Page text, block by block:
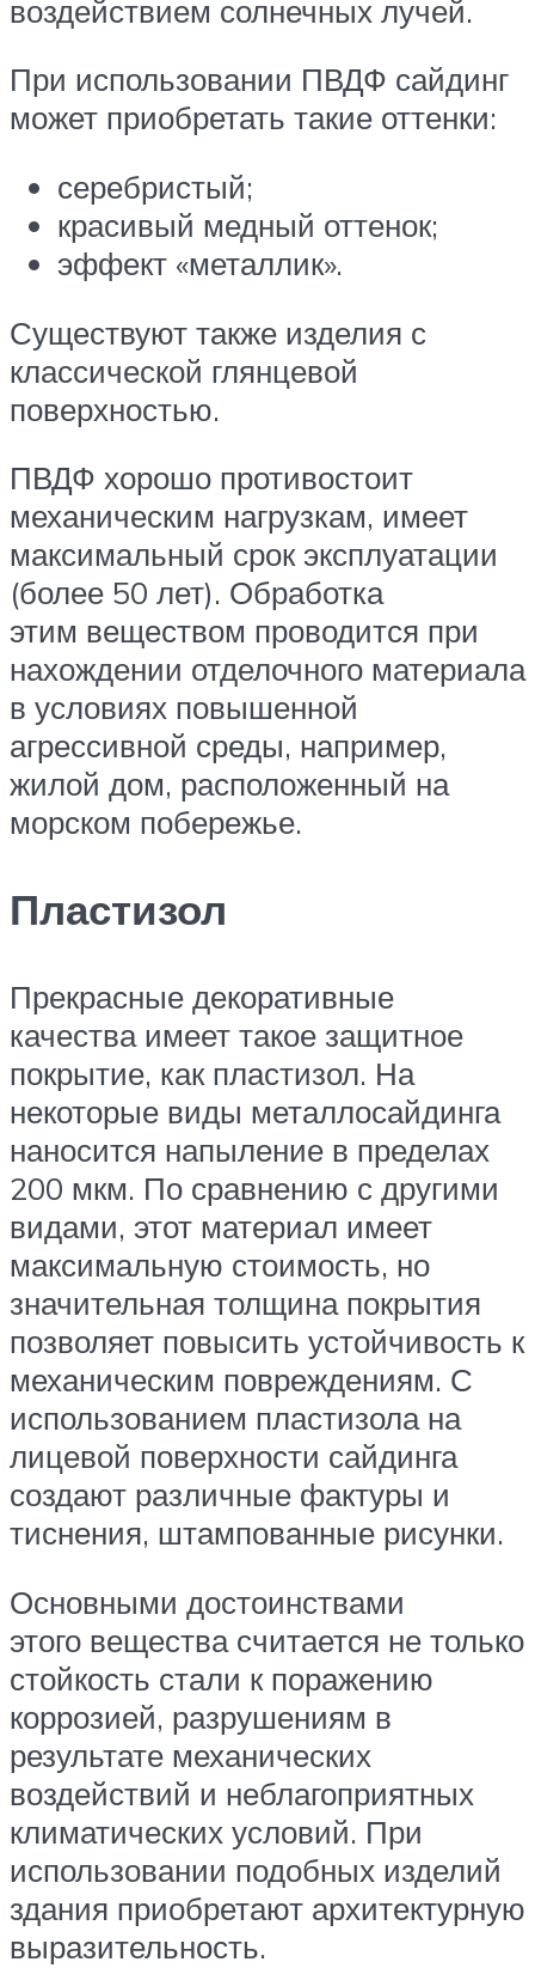
воздействием солнечных лучей.
При использовании ПВДФ сайдинг
может приобретать такие оттенки:
серебристый;
красивый медный оттенок;
эффект «металлик».
Существуют также изделия с
классической глянцевой
поверхностью.
ПВДФ хорошо противостоит
механическим нагрузкам, имеет
максимальный срок эксплуатации
(более 50 лет). Обработка
этим веществом проводится при
нахождении отделочного материала
в условиях повышенной
агрессивной среды, например,
жилой дом, расположенный на
морском побережье.
Пластизол
Прекрасные декоративные
качества имеет такое защитное
покрытие, как пластизол. На
некоторые виды металлосайдинга
наносится напыление в пределах
200 мкм. По сравнению с другими
видами, этот материал имеет
максимальную стоимость, но
значительная толщина покрытия
позволяет повысить устойчивость к
механическим повреждениям. С
использованием пластизола на
лицевой поверхности сайдинга
создают различные фактуры и
тиснения, штампованные рисунки.
Основными достоинствами
этого вещества считается не только
стойкость стали к поражению
коррозией, разрушениям в
результате механических
воздействий и неблагоприятных
климатических условий. При
использовании подобных изделий
здания приобретают архитектурную
выразительность.